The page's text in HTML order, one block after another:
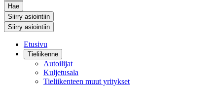
Hae
Siirry asiointiin
Siirry asiointiin
Etusivu
Tieliikenne
Autoilijat
Kuljetusala
Tieliikenteen muut yritykset